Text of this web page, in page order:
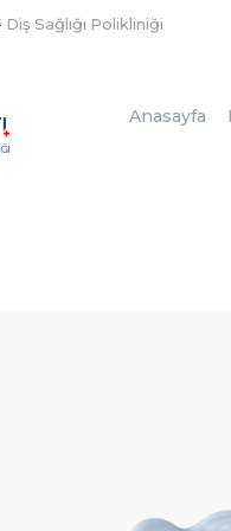
Diş Sağlığı Polikliniği
Anasayfa